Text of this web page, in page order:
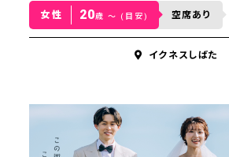
女性 20歳 〜 (目安) 空席あり
イクネスしばた